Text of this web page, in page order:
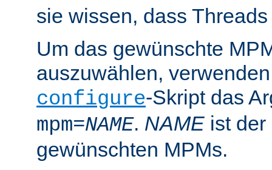
sie wissen, dass
Um das gewünschte
auszuwählen,
configure-Skript das
mpm=NAME. NAME ist
gewünschten MPMs.